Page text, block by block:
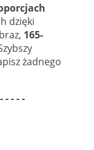
dzięki
165-
żadnego
- - - -